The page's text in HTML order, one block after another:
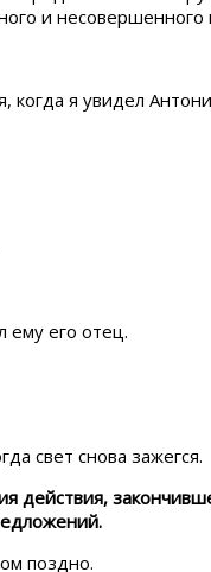
и несовершенного
когда я увидел
ему его отец.
свет снова зажегся.
действия,
поздно.